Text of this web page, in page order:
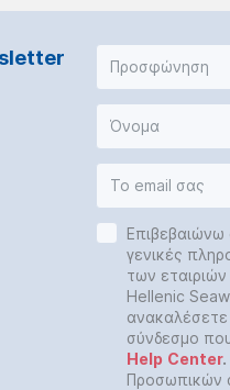
Προσφώνηση
γενικές
των
Hellenic
σύνδεσμο
Help Center.
Προσωπικών